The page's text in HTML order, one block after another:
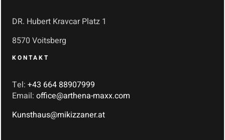
DR. Hubert Kravcar Platz 1
8570 Voitsberg
KONTAKT
Tel:+43 664 88907999
Email:office@arthena-maxx.com
Kunsthaus@mikizzaner.at